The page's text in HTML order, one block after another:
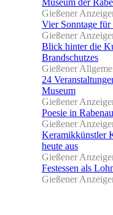
Museum der
Gießener
Vier Sonntage für
Gießener
Blick hinter die
Brandschutzes
Gießener
24
Museum
Gießener
Poesie in
Gießener
Keramikkünstler
heute aus
Gießener
Festessen als
Gießener